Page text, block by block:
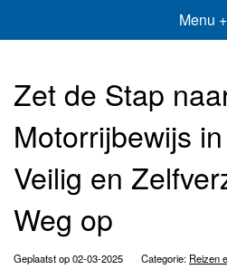
Menu +
Zet de Stap
Motorrijbewijs
Veilig en
Weg op
Geplaatst op 02-03-2025 Categorie: Reizen